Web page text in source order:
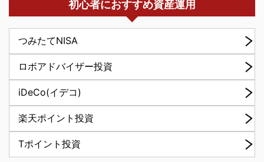
初心者におすすめ資産運用
つみたてNISA
ロボアドバイザー投資
iDeCo(イデコ)
楽天ポイント投資
Tポイント投資